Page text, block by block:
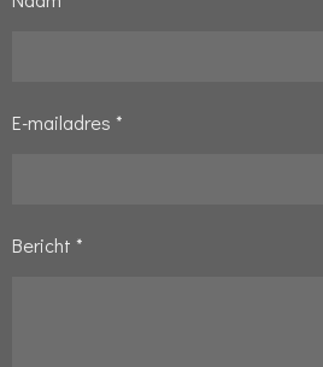
E-mailadres *
Bericht *